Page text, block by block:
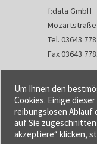
f:data GmbH
Mozartstraße
Tel. 03643
Fax 03643
Kontakt
Impressum
Um Ihnen den
Cookies. Einige
reibungslosen Ablauf
auf Sie
akzeptiere“ klicken,